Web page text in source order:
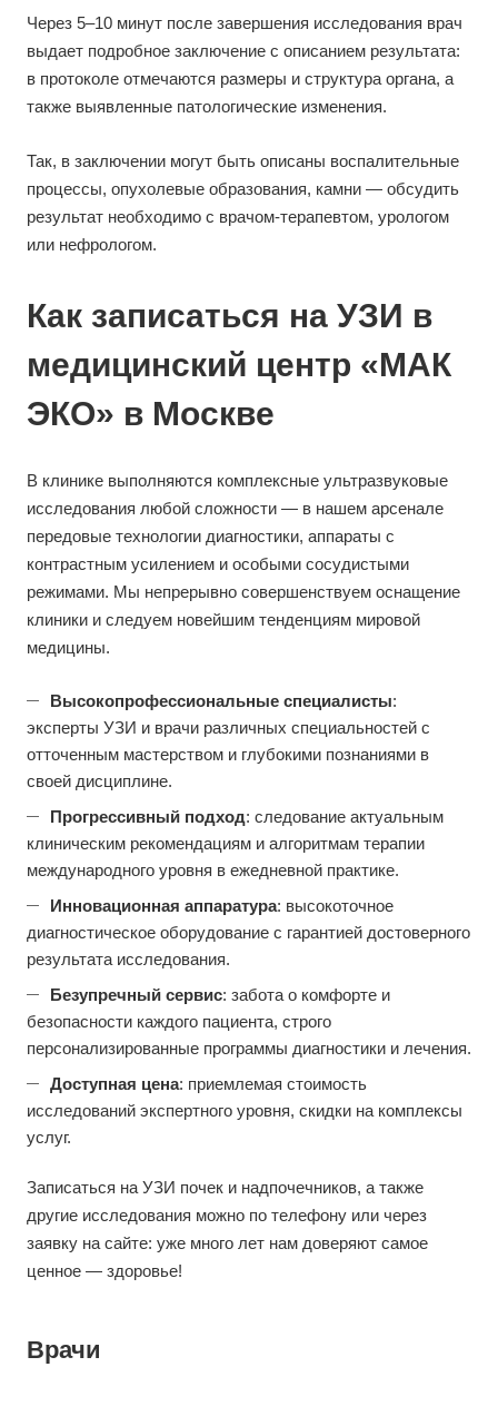
Через 5–10 минут после завершения исследования врач
выдает подробное заключение с описанием результата:
в протоколе отмечаются размеры и структура органа, а
также выявленные патологические изменения.
Так, в заключении могут быть описаны воспалительные
процессы, опухолевые образования, камни — обсудить
результат необходимо с врачом-терапевтом, урологом
или нефрологом.
Как записаться на УЗИ в
медицинский центр «МАК
ЭКО» в Москве
В клинике выполняются комплексные ультразвуковые
исследования любой сложности — в нашем арсенале
передовые технологии диагностики, аппараты с
контрастным усилением и особыми сосудистыми
режимами. Мы непрерывно совершенствуем оснащение
клиники и следуем новейшим тенденциям мировой
медицины.
Высокопрофессиональные специалисты:
эксперты УЗИ и врачи различных специальностей с
отточенным мастерством и глубокими познаниями в
своей дисциплине.
Прогрессивный подход: следование актуальным
клиническим рекомендациям и алгоритмам терапии
международного уровня в ежедневной практике.
Инновационная аппаратура: высокоточное
диагностическое оборудование с гарантией достоверного
результата исследования.
Безупречный сервис: забота о комфорте и
безопасности каждого пациента, строго
персонализированные программы диагностики и лечения.
Доступная цена: приемлемая стоимость
исследований экспертного уровня, скидки на комплексы
услуг.
Записаться на УЗИ почек и надпочечников, а также
другие исследования можно по телефону или через
заявку на сайте: уже много лет нам доверяют самое
ценное — здоровье!
Врачи